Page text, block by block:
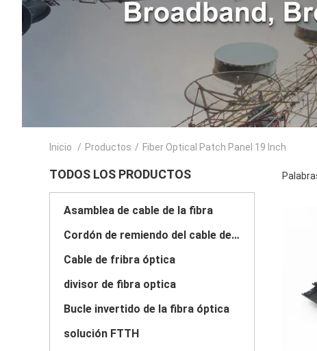
Inicio / Productos / Fiber Optical Patch Panel 19 Inch
TODOS LOS PRODUCTOS
Asamblea de cable de la fibra
Cordón de remiendo del cable de la fibra
Cable de fribra óptica
divisor de fibra optica
Bucle invertido de la fibra óptica
solución FTTH